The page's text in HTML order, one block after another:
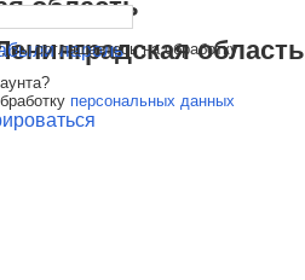
область
область
пароль
персональных данных
соглашаетесь на обработку